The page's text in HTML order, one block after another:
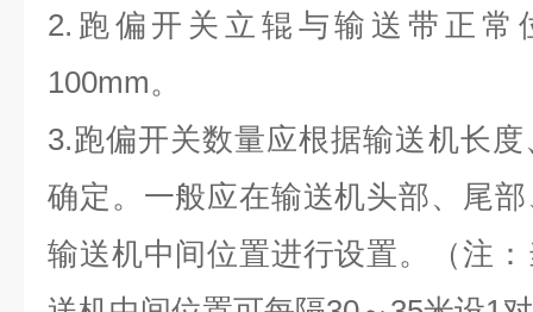
2.跑偏开关立辊与输送带正常
100mm。
3.跑偏开关数量应根据输送机长
确定。一般应在输送机头部、尾
输送机中间位置进行设置。（注